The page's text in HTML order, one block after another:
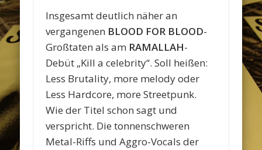
Insgesamt deutlich näher an
vergangenen BLOOD FOR BLOOD-
Großtaten als am RAMALLAH-
Debüt „Kill a celebrity“. Soll heißen:
Less Brutality, more melody oder
Less Hardcore, more Streetpunk.
Wie der Titel schon sagt und
verspricht. Die tonnenschweren
Metal-Riffs und Aggro-Vocals der